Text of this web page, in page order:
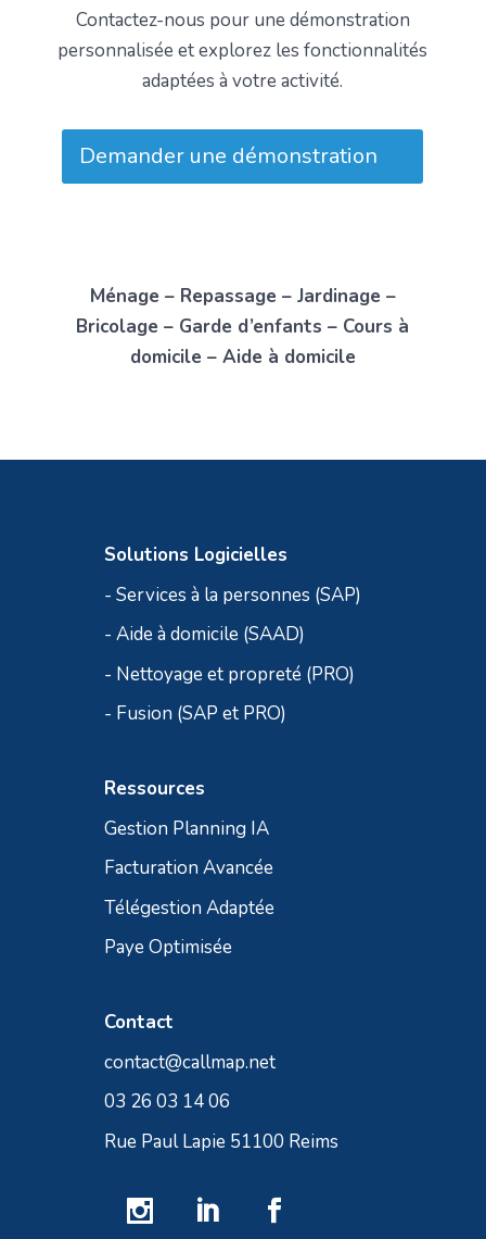
Contactez-nous pour une démonstration
personnalisée et explorez les fonctionnalités
adaptées à votre activité.
Demander une démonstration
Ménage – Repassage – Jardinage –
Bricolage – Garde d’enfants – Cours à
domicile – Aide à domicile
Solutions Logicielles
- Services à la personnes (SAP)
- Aide à domicile (SAAD)
- Nettoyage et propreté (PRO)
- Fusion (SAP et PRO)
Ressources
Gestion Planning IA
Facturation Avancée
Télégestion Adaptée
Paye Optimisée
Contact
contact@callmap.net
03 26 03 14 06
Rue Paul Lapie 51100 Reims